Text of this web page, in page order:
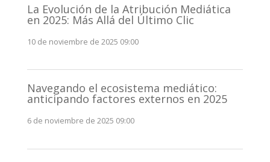
La Evolución de la Atribución Mediática
en 2025: Más Allá del Último Clic
10 de noviembre de 2025 09:00
Navegando el ecosistema mediático:
anticipando factores externos en 2025
6 de noviembre de 2025 09:00